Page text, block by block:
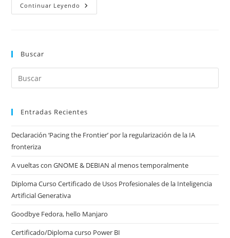
Continuar Leyendo Juegos
Educativos
Buscar
Entradas Recientes
Declaración ‘Pacing the Frontier’ por la regularización de la IA
fronteriza
A vueltas con GNOME & DEBIAN al menos temporalmente
Diploma Curso Certificado de Usos Profesionales de la Inteligencia
Artificial Generativa
Goodbye Fedora, hello Manjaro
Certificado/Diploma curso Power BI